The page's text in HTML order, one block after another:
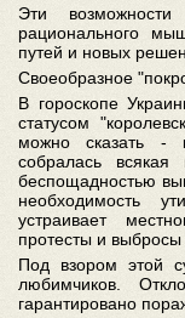
Эти
рационального
путей и новых
Своеобразное
В гороскопе
статусом
можно сказать -
собралась
беспощадностью
необходимость
устраивает
протесты и
Под взором этой
любимчиков.
гарантировано